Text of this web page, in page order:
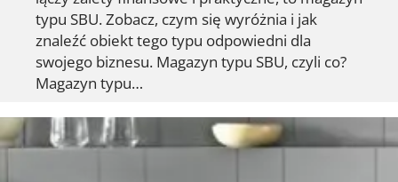
typu SBU. Zobacz, czym się wyróżnia i jak
znaleźć obiekt tego typu odpowiedni dla
swojego biznesu. Magazyn typu SBU, czyli co?
Magazyn typu…